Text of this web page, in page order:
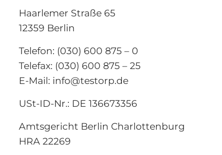
Haarlemer Straße 65
12359 Berlin
Telefon: (030) 600 875 – 0
Telefax: (030) 600 875 – 25
E-Mail: info@testorp.de
USt-ID-Nr.: DE 136673356
Amtsgericht Berlin Charlottenburg
HRA 22269